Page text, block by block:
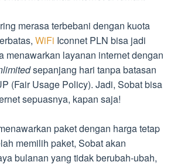
merasa terbebani dengan kuota
WiFi Iconnet PLN bisa jadi
menawarkan layanan internet dengan
sepanjang hari tanpa batasan
(Fair Usage Policy). Jadi, Sobat bisa
sepuasnya, kapan saja!
paket dengan harga tetap
memilih paket, Sobat akan
bulanan yang tidak berubah-ubah,